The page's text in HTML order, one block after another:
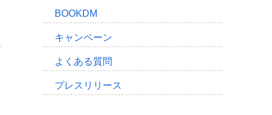
BOOKDM
キャンペーン
よくある質問
プレスリリース